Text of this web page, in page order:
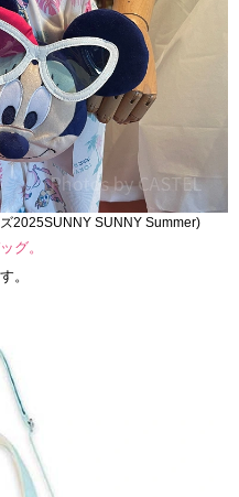
2025SUNNY SUNNY Summer)
グ。
。